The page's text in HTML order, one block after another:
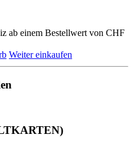
ab einem Bestellwert von CHF
Weiter einkaufen